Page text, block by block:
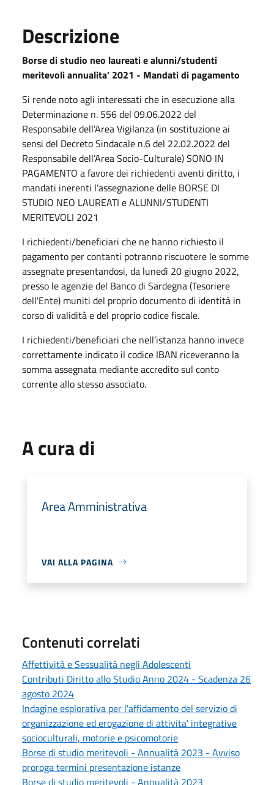
Descrizione
Borse di studio neo laureati e alunni/studenti
meritevoli annualita’ 2021 - Mandati di pagamento
Si rende noto agli interessati che in esecuzione alla
Determinazione n. 556 del 09.06.2022 del
Responsabile dell’Area Vigilanza (in sostituzione ai
sensi del Decreto Sindacale n.6 del 22.02.2022 del
Responsabile dell’Area Socio-Culturale) SONO IN
PAGAMENTO a favore dei richiedenti aventi diritto, i
mandati inerenti l’assegnazione delle BORSE DI
STUDIO NEO LAUREATI e ALUNNI/STUDENTI
MERITEVOLI 2021
I richiedenti/beneficiari che ne hanno richiesto il
pagamento per contanti potranno riscuotere le somme
assegnate presentandosi, da lunedì 20 giugno 2022,
presso le agenzie del Banco di Sardegna (Tesoriere
dell'Ente) muniti del proprio documento di identità in
corso di validità e del proprio codice fiscale.
I richiedenti/beneficiari che nell’istanza hanno invece
correttamente indicato il codice IBAN riceveranno la
somma assegnata mediante accredito sul conto
corrente allo stesso associato.
A cura di
Area Amministrativa
VAI ALLA PAGINA
Contenuti correlati
Affettività e Sessualità negli Adolescenti
Contributi Diritto allo Studio Anno 2024 - Scadenza 26
agosto 2024
Indagine esplorativa per l'affidamento del servizio di
organizzazione ed erogazione di attivita' integrative
socioculturali, motorie e psicomotorie
Borse di studio meritevoli - Annualità 2023 - Avviso
proroga termini presentazione istanze
Borse di studio meritevoli - Annualità 2023